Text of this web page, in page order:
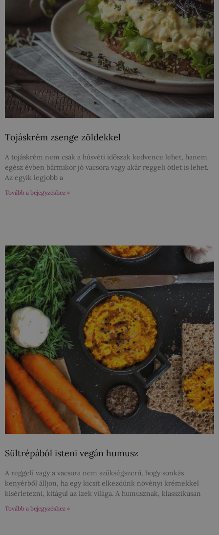
Tojáskrém zsenge zöldekkel
A tojáskrém nem csak a húsvéti időszak kedvence lehet, hanem
egész évben bármikor jó vacsora vagy akár reggeli ötlet is lehet.
Az egyik legjobb a
Tovább a bejegyzéshez »
Sültrépából isteni vegán humusz
A reggeli vagy a vacsora nem szükségszerű, hogy sonkás
kenyérből álljon, ha egy kicsit elkezdünk növényi krémekkel
kísérletezni, kitágul az ízek világa. A humusznak, klasszikusan
Tovább a bejegyzéshez »